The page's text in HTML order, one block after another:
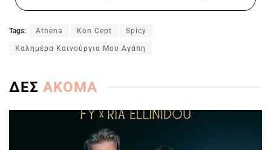
Tags: Athena Kon Cept Spicy
Καλημέρα Καινούργια Μου Αγάπη
ΔΕΣ ΑΚΟΜΑ